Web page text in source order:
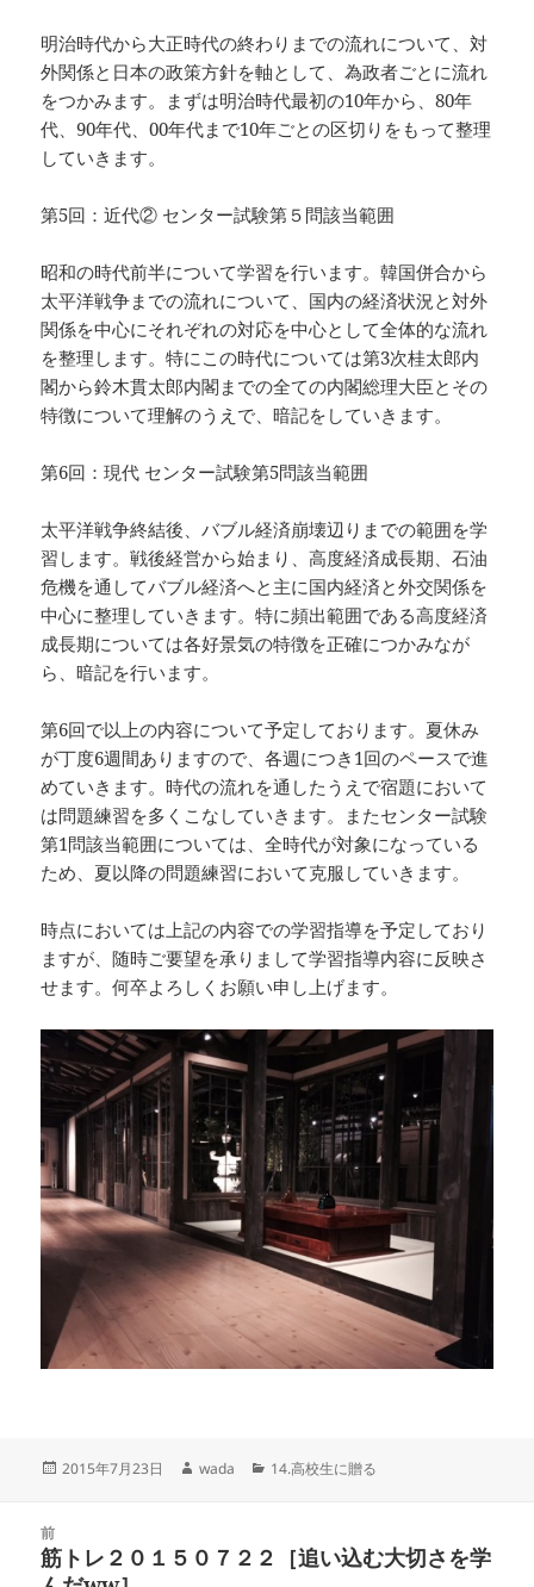
明治時代から大正時代の終わりまでの流れについて、対
外関係と日本の政策方針を軸として、為政者ごとに流れ
をつかみます。まずは明治時代最初の10年から、80年
代、90年代、00年代まで10年ごとの区切りをもって整理
していきます。
第5回：近代② センター試験第５問該当範囲
昭和の時代前半について学習を行います。韓国併合から
太平洋戦争までの流れについて、国内の経済状況と対外
関係を中心にそれぞれの対応を中心として全体的な流れ
を整理します。特にこの時代については第3次桂太郎内
閣から鈴木貫太郎内閣までの全ての内閣総理大臣とその
特徴について理解のうえで、暗記をしていきます。
第6回：現代 センター試験第5問該当範囲
太平洋戦争終結後、バブル経済崩壊辺りまでの範囲を学
習します。戦後経営から始まり、高度経済成長期、石油
危機を通してバブル経済へと主に国内経済と外交関係を
中心に整理していきます。特に頻出範囲である高度経済
成長期については各好景気の特徴を正確につかみなが
ら、暗記を行います。
第6回で以上の内容について予定しております。夏休み
が丁度6週間ありますので、各週につき1回のペースで進
めていきます。時代の流れを通したうえで宿題において
は問題練習を多くこなしていきます。またセンター試験
第1問該当範囲については、全時代が対象になっている
ため、夏以降の問題練習において克服していきます。
時点においては上記の内容での学習指導を予定しており
ますが、随時ご要望を承りまして学習指導内容に反映さ
せます。何卒よろしくお願い申し上げます。
投
2015年7月23日
作
wada
カ
ー
14.高校生に贈る
前
前
筋トレ２０１５０７２２［追い込む大切さを学